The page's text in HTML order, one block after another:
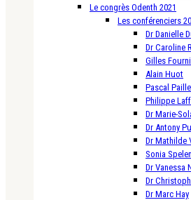
Le congrès Odenth 2021
Les conférenciers
Dr Danielle
Dr Caroline
Gilles Fournil
Alain Huot
Pascal
Philippe
Dr Marie-
Dr Antony
Dr Mathilde
Sonia Spelen
Dr Vanessa
Dr
Dr Marc Hay